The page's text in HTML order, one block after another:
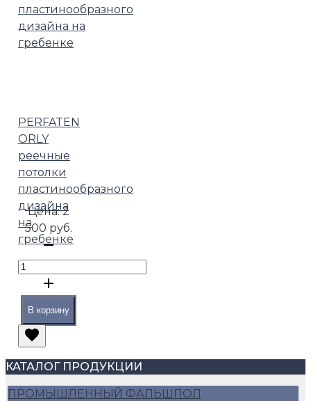
PERFATEN
ORLY
реечные
потолки
пластинообразного
дизайна
на
гребенке
Цена:2
500 руб.
В корзину
КАТАЛОГ ПРОДУКЦИИ
ПРОМЫШЛЕННЫЙ ФАЛЬШПОЛ